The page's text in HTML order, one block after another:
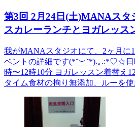
第3回 2月24日(土)MANAスタ
スカレーランチとヨガレッス
我がMANAスタジオにて、2ヶ月に
ベントの詳細です(*˘︶˘*).｡.:*♡☆日
時〜12時10分 ヨガレッスン着替え
タイム食材の拘り無添加、ルーを